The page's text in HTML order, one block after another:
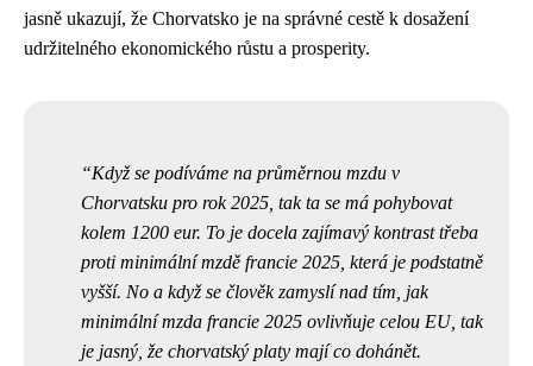
jasně ukazují, že Chorvatsko je na správné cestě k dosažení
udržitelného ekonomického růstu a prosperity.
Když se podíváme na průměrnou mzdu v
Chorvatsku pro rok 2025, tak ta se má pohybovat
kolem 1200 eur. To je docela zajímavý kontrast třeba
proti minimální mzdě francie 2025 , která je podstatně
vyšší. No a když se člověk zamyslí nad tím, jak
minimální mzda francie 2025 ovlivňuje celou EU, tak
je jasný, že chorvatský platy mají co dohánět.